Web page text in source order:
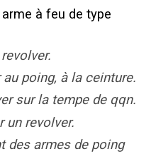
à feu de type
poing, à la ceinture.
sur la tempe de qqn.
un revolver.
des armes de poing